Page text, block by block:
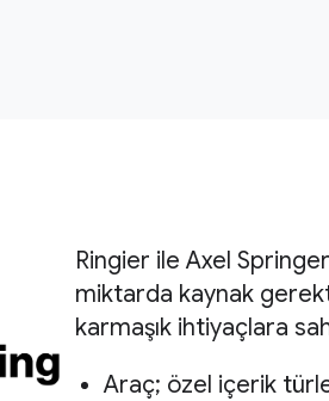
Ringier ile Axel
miktarda kaynak
karmaşık ihtiyaçlara
Araç; özel içerik